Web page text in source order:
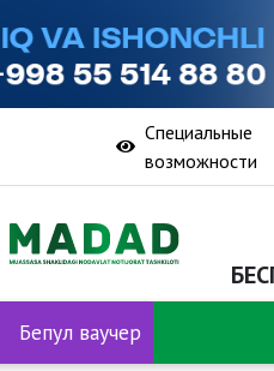
Специальные
возможности
Бепул ваучер